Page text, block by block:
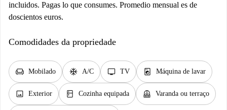
incluidos. Pagas lo que consumes. Promedio mensual es de
doscientos euros.
Comodidades da propriedade
chair Mobilado ac_unit A/C tv TV local_laundry_service Máquina de lavar
image Exterior kitchen Cozinha equipada balcony Varanda ou terraço